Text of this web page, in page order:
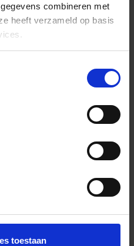
combineren met
heeft verzameld op basis
toestaan